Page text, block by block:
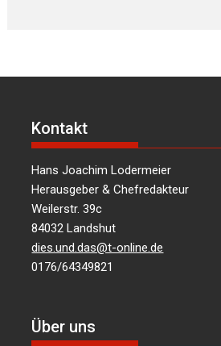
Kontakt
Hans Joachim Lodermeier
Herausgeber & Chefredakteur
Weilerstr. 39c
84032 Landshut
dies.und.das@t-online.de
0176/64349821
Über uns